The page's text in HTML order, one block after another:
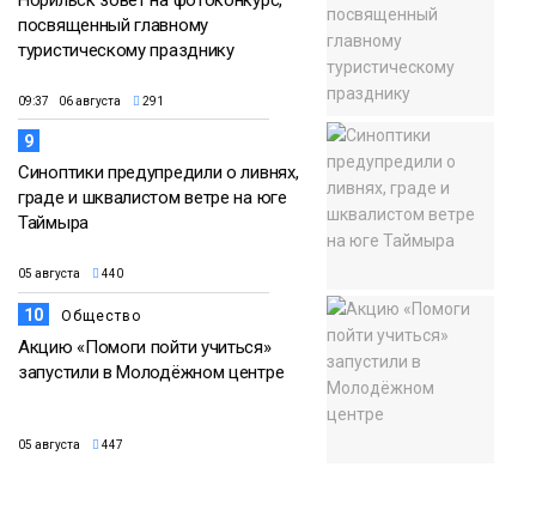
посвященный главному
туристическому празднику
09:37 06 августа 291
9
Синоптики предупредили о ливнях,
граде и шквалистом ветре на юге
Таймыра
05 августа 440
10 Общество
Акцию «Помоги пойти учиться»
запустили в Молодёжном центре
05 августа 447